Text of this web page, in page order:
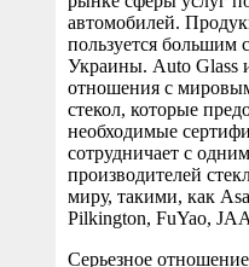
автомобилей.
пользуется большим
Украины. Auto Glass
отношения с
стекол, которые
необходимые
сотрудничает с
производителей
миру, такими, как
Pilkington, FuYao,
Серьезное отношение